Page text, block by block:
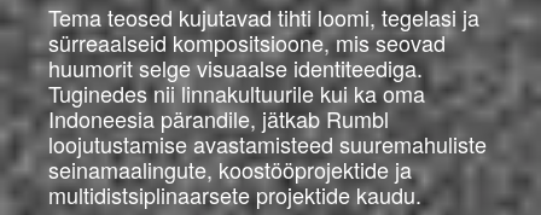
Tema teosed kujutavad tihti loomi, tegelasi ja
sürreaalseid kompositsioone, mis seovad
huumorit selge visuaalse identiteediga.
Tuginedes nii linnakultuurile kui ka oma
Indoneesia pärandile, jätkab Rumbl
loojutustamise avastamisteed suuremahuliste
seinamaalingute, koostööprojektide ja
multidistsiplinaarsete projektide kaudu.